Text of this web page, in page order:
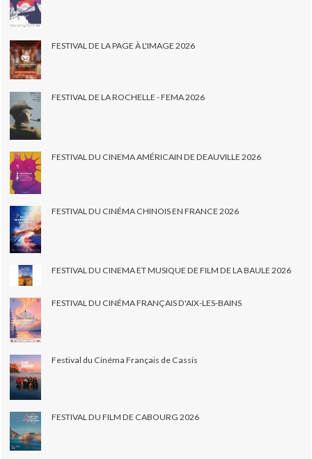
FESTIVAL DE LA PAGE À L'IMAGE 2026
FESTIVAL DE LA ROCHELLE - FEMA 2026
FESTIVAL DU CINEMA AMÉRICAIN DE DEAUVILLE 2026
FESTIVAL DU CINÉMA CHINOIS EN FRANCE 2026
FESTIVAL DU CINEMA ET MUSIQUE DE FILM DE LA BAULE 2026
FESTIVAL DU CINÉMA FRANÇAIS D'AIX-LES-BAINS
Festival du Cinéma Français de Cassis
FESTIVAL DU FILM DE CABOURG 2026